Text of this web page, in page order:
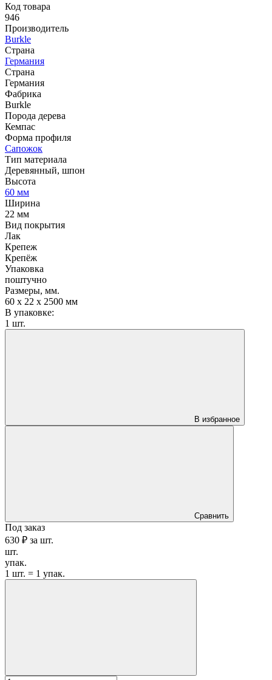
Код товара
946
Производитель
Burkle
Страна
Германия
Страна
Германия
Фабрика
Burkle
Порода дерева
Кемпас
Форма профиля
Сапожок
Тип материала
Деревянный, шпон
Высота
60 мм
Ширина
22 мм
Вид покрытия
Лак
Крепеж
Крепёж
Упаковка
поштучно
Размеры, мм.
60 х 22 х 2500 мм
В упаковке:
1 шт.
В избранное
Сравнить
Под заказ
630 ₽ за шт.
шт.
упак.
1 шт. = 1 упак.